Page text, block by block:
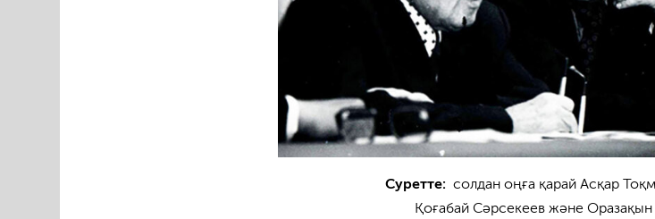
Суретте: солдан оңға қарай Асқар
Қоғабай Сәрсекеев және Оразақын